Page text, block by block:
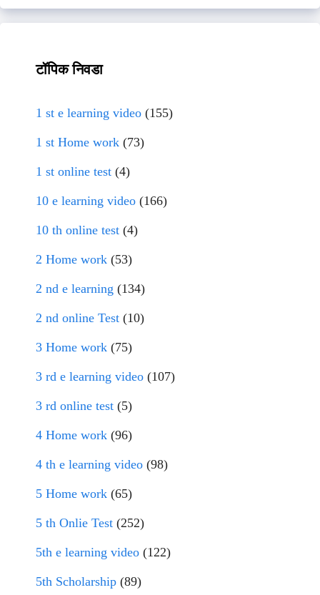
टॉपिक निवडा
1 st e learning video (155)
1 st Home work (73)
1 st online test (4)
10 e learning video (166)
10 th online test (4)
2 Home work (53)
2 nd e learning (134)
2 nd online Test (10)
3 Home work (75)
3 rd e learning video (107)
3 rd online test (5)
4 Home work (96)
4 th e learning video (98)
5 Home work (65)
5 th Onlie Test (252)
5th e learning video (122)
5th Scholarship (89)